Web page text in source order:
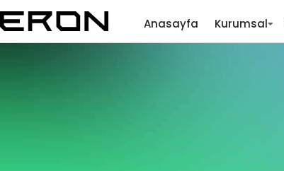
Anasayfa Kurumsal